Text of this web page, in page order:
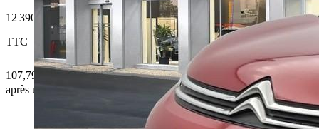
12 390 €
TTC
107,79 € /Mois
après un premier loyer de 3 717 €